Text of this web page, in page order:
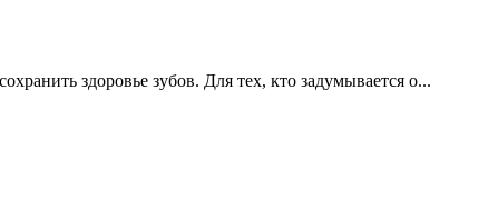
здоровье зубов. Для тех, кто задумывается о...